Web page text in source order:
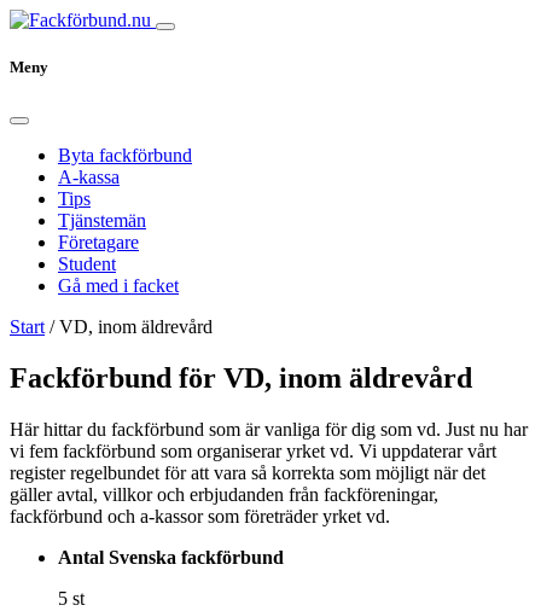
Meny
Byta fackförbund
A-kassa
Tips
Tjänstemän
Företagare
Student
Gå med i facket
Start /VD, inom äldrevård
Fackförbund för VD, inom äldrevård
Här hittar du fackförbund som är vanliga för dig som vd. Just nu har
vi fem fackförbund som organiserar yrket vd. Vi uppdaterar vårt
register regelbundet för att vara så korrekta som möjligt när det
gäller avtal, villkor och erbjudanden från fackföreningar,
fackförbund och a-kassor som företräder yrket vd.
Antal Svenska fackförbund
5 st